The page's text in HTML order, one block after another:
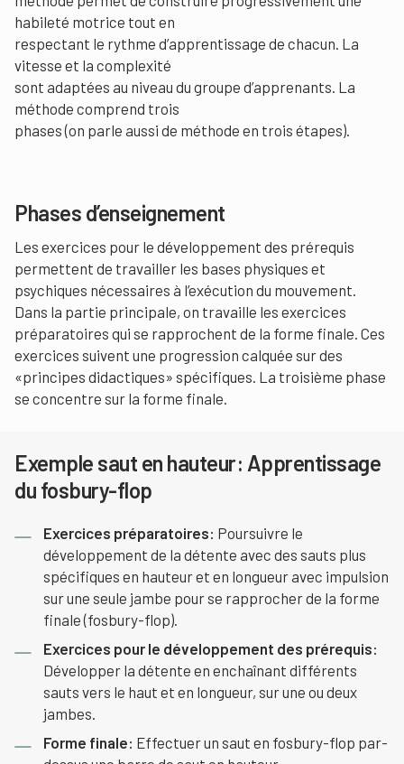
habileté motrice tout en
respectant le rythme d’apprentissage de chacun. La
vitesse et la complexité
sont adaptées au niveau du groupe d’apprenants. La
méthode comprend trois
phases (on parle aussi de méthode en trois étapes).
Phases d’enseignement
Les exercices pour le développement des prérequis
permettent de travailler les bases physiques et
psychiques nécessaires à l’exécution du mouvement.
Dans la partie principale, on travaille les exercices
préparatoires qui se rapprochent de la forme finale. Ces
exercices suivent une progression calquée sur des
«principes didactiques» spécifiques. La troisième phase
se concentre sur la forme finale.
Exemple saut en hauteur: Apprentissage
du fosbury-flop
Exercices préparatoires: Poursuivre le
développement de la détente avec des sauts plus
spécifiques en hauteur et en longueur avec impulsion
sur une seule jambe pour se rapprocher de la forme
finale (fosbury-flop).
Exercices pour le développement des prérequis:
Développer la détente en enchaînant différents
sauts vers le haut et en longueur, sur une ou deux
jambes.
Forme finale: Effectuer un saut en fosbury-flop par-